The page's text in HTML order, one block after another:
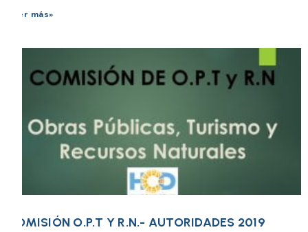
Leer más»
COMISIÓN O.P.T Y R.N.- AUTORIDADES 2019